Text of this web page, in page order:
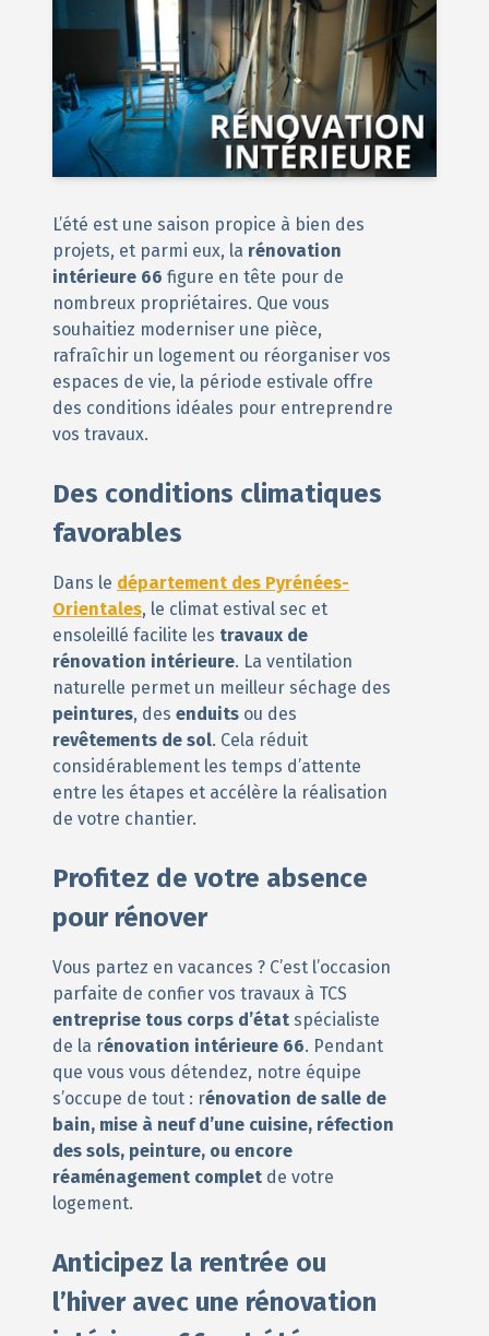
L’été est une saison propice à bien des
projets, et parmi eux, la rénovation
intérieure 66 figure en tête pour de
nombreux propriétaires. Que vous
souhaitiez moderniser une pièce,
rafraîchir un logement ou réorganiser vos
espaces de vie, la période estivale offre
des conditions idéales pour entreprendre
vos travaux.
Des conditions climatiques
favorables
Dans le département des Pyrénées-
Orientales, le climat estival sec et
ensoleillé facilite les travaux de
rénovation intérieure. La ventilation
naturelle permet un meilleur séchage des
peintures, des enduits ou des
revêtements de sol. Cela réduit
considérablement les temps d’attente
entre les étapes et accélère la réalisation
de votre chantier.
Profitez de votre absence
pour rénover
Vous partez en vacances ? C’est l’occasion
parfaite de confier vos travaux à TCS
entreprise tous corps d’état spécialiste
de la rénovation intérieure 66. Pendant
que vous vous détendez, notre équipe
s’occupe de tout : rénovation de salle de
bain, mise à neuf d’une cuisine, réfection
des sols, peinture, ou encore
réaménagement complet de votre
logement.
Anticipez la rentrée ou
l’hiver avec une rénovation